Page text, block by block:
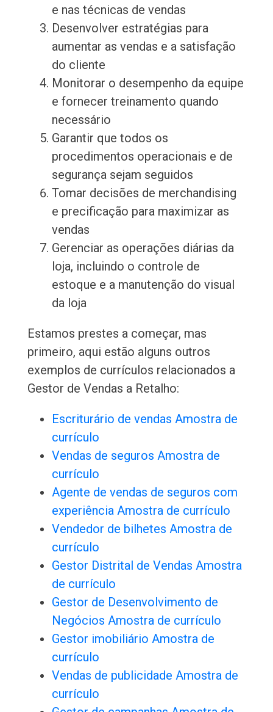
e nas técnicas de vendas
Desenvolver estratégias para
aumentar as vendas e a satisfação
do cliente
Monitorar o desempenho da equipe
e fornecer treinamento quando
necessário
Garantir que todos os
procedimentos operacionais e de
segurança sejam seguidos
Tomar decisões de merchandising
e precificação para maximizar as
vendas
Gerenciar as operações diárias da
loja, incluindo o controle de
estoque e a manutenção do visual
da loja
Estamos prestes a começar, mas
primeiro, aqui estão alguns outros
exemplos de currículos relacionados a
Gestor de Vendas a Retalho:
Escriturário de vendas Amostra de
currículo
Vendas de seguros Amostra de
currículo
Agente de vendas de seguros com
experiência Amostra de currículo
Vendedor de bilhetes Amostra de
currículo
Gestor Distrital de Vendas Amostra
de currículo
Gestor de Desenvolvimento de
Negócios Amostra de currículo
Gestor imobiliário Amostra de
currículo
Vendas de publicidade Amostra de
currículo